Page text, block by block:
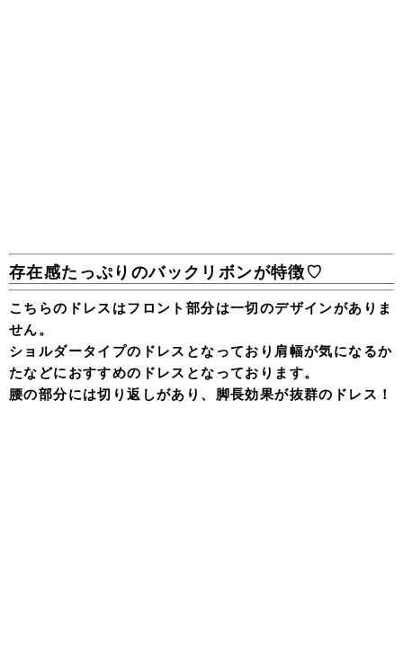
存在感たっぷりのバックリボンが特徴♡
こちらのドレスはフロント部分は一切のデザインがありま
せん。
ショルダータイプのドレスとなっており肩幅が気になるか
たなどにおすすめのドレスとなっております。
腰の部分には切り返しがあり、脚長効果が抜群のドレス！